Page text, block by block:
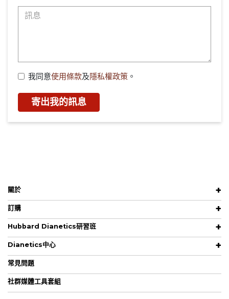
我同意使用條款及隱私權政策 。
寄出我的訊息
關於
訂購
Hubbard Dianetics研習班
Dianetics中心
常見問題
社群媒體工具套組